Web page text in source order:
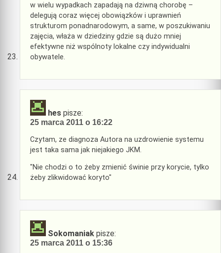
w wielu wypadkach zapadają na dziwną chorobę –
delegują coraz więcej obowiązków i uprawnień
strukturom ponadnarodowym, a same, w poszukiwaniu
zajęcia, właża w dziedziny gdzie są dużo mniej
efektywne niż wspólnoty lokalne czy indywidualni
obywatele.
hes pisze:
25 marca 2011 o 16:22
Czytam, ze diagnoza Autora na uzdrowienie systemu
jest taka sama jak niejakiego JKM.
"Nie chodzi o to żeby zmienić świnie przy korycie, tylko
żeby zlikwidować koryto"
Sokomaniak pisze:
25 marca 2011 o 15:36